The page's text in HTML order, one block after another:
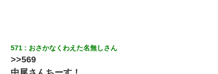
夫に癌の余命宣告。その闘病中に長女から信じられない言葉を受
けた
571 おさかなくわえた名無しさん
>>569